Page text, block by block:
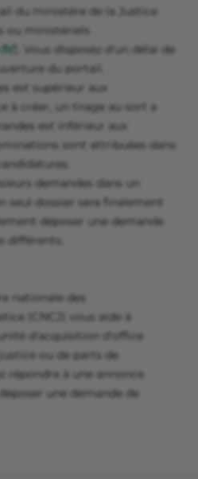
du ministère de la Justice
ou ministériels
). Vous disposez d'un délai de
du portail.
est supérieur aux
à créer, un tirage au sort a
est inférieur aux
sont attribuées dans
demandes dans un
seul dossier sera finalement
déposer une demande
différents.
nationale des
(CNCJ) vous aide à
d'acquisition d'office
ou de parts de
répondre à une annonce
une demande de